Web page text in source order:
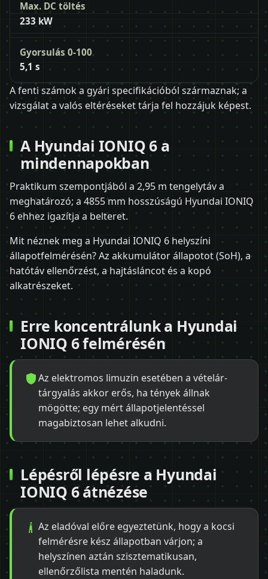
Max. DC töltés
233 kW
Gyorsulás 0-100
5,1 s
A fenti számok a gyári specifikációból származnak; a
vizsgálat a valós eltéréseket tárja fel hozzájuk képest.
A Hyundai IONIQ 6 a
mindennapokban
Praktikum szempontjából a 2,95 m tengelytáv a
meghatározó; a 4855 mm hosszúságú Hyundai IONIQ
6 ehhez igazítja a belteret.
Mit néznek meg a Hyundai IONIQ 6 helyszíni
állapotfelmérésén? Az akkumulátor állapotot (SoH), a
hatótáv ellenőrzést, a hajtásláncot és a kopó
alkatrészeket.
Erre koncentrálunk a Hyundai
IONIQ 6 felmérésén
Az elektromos limuzin esetében a vételár-
tárgyalás akkor erős, ha tények állnak
mögötte; egy mért állapotjelentéssel
magabiztosan lehet alkudni.
Lépésről lépésre a Hyundai
IONIQ 6 átnézése
Az eladóval előre egyeztetünk, hogy a kocsi
felmérésre kész állapotban várjon; a
helyszínen aztán szisztematikusan,
ellenőrzőlista mentén haladunk.